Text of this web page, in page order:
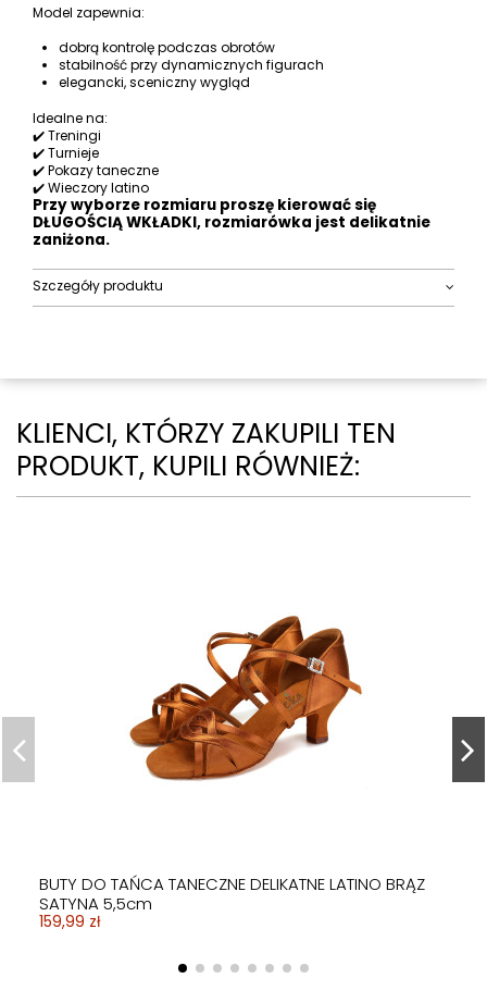
Model zapewnia:
dobrą kontrolę podczas obrotów
stabilność przy dynamicznych figurach
elegancki, sceniczny wygląd
Idealne na:
✔️ Treningi
✔️ Turnieje
✔️ Pokazy taneczne
✔️ Wieczory latino
Przy wyborze rozmiaru proszę kierować się
DŁUGOŚCIĄ WKŁADKI, rozmiarówka jest delikatnie
zaniżona.
Szczegóły produktu
KLIENCI, KTÓRZY ZAKUPILI TEN
PRODUKT, KUPILI RÓWNIEŻ:
BUTY DO TAŃCA TANECZNE DELIKATNE LATINO BRĄZ
SATYNA 5,5cm
159,99 zł